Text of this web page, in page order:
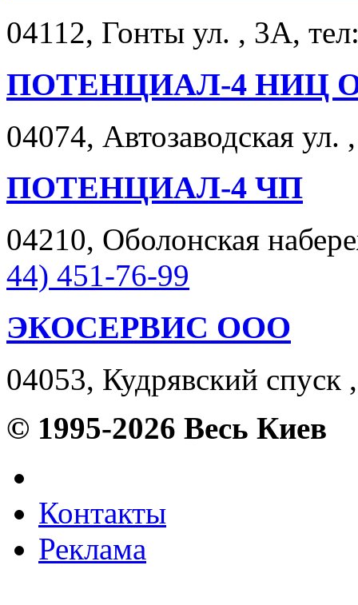
04112, Гонты ул. , 3А,
ПОТЕНЦИАЛ-4 НИЦ
04074, Автозаводская
ПОТЕНЦИАЛ-4 ЧП
04210, Оболонская
44) 451-76-99
ЭКОСЕРВИС ООО
04053, Кудрявский спуск
© 1995-2026 Весь Киев
Контакты
Реклама